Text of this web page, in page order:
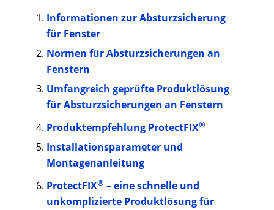
Informationen zur Absturzsicherung
für Fenster
Normen für Absturzsicherungen an
Fenstern
Umfangreich geprüfte Produktlösung
für Absturzsicherungen an Fenstern
Produktempfehlung ProtectFIX®
Installationsparameter und
Montagenanleitung
ProtectFIX®– eine schnelle und
unkomplizierte Produktlösung für